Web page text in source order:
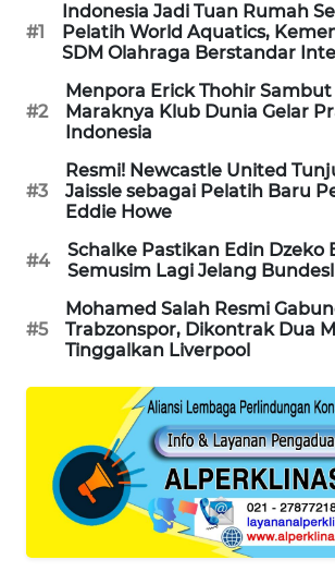
#1
Indonesia Jadi Tuan Rumah
Pelatih World Aquatics,
SDM Olahraga Berstandar
#2
Menpora Erick Thohir
Maraknya Klub Dunia Gelar
Indonesia
#3
Resmi! Newcastle United
Jaissle sebagai Pelatih Baru
Eddie Howe
#4
Schalke Pastikan Edin Dzeko
Semusim Lagi Jelang
#5
Mohamed Salah Resmi
Trabzonspor, Dikontrak Dua
Tinggalkan Liverpool
WISATA
WAHANA
LISTRIK
MASYARAKAT
KELISTRIKAN
WALINKI
MAWAKA
ID